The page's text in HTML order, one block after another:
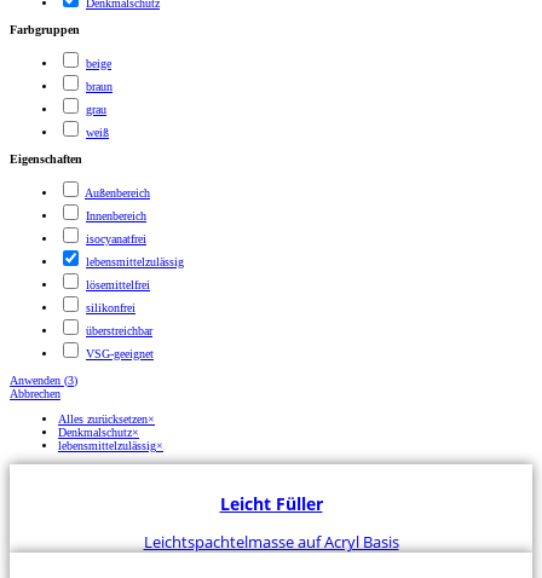
Denkmalschutz
Farbgruppen
beige
braun
grau
weiß
Eigenschaften
Außenbereich
Innenbereich
isocyanatfrei
lebensmittelzulässig
lösemittelfrei
silikonfrei
überstreichbar
VSG-geeignet
Anwenden (3)
Abbrechen
Alles zurücksetzen×
Denkmalschutz×
lebensmittelzulässig×
Leicht Füller
Leichtspachtelmasse auf Acryl Basis